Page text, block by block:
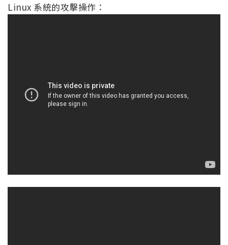
Linux 系統的攻擊操作：